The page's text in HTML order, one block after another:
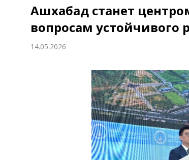
Сотрудничество
Общество
Культура
Наука
Ашхабад станет
вопросам
14.05.2026